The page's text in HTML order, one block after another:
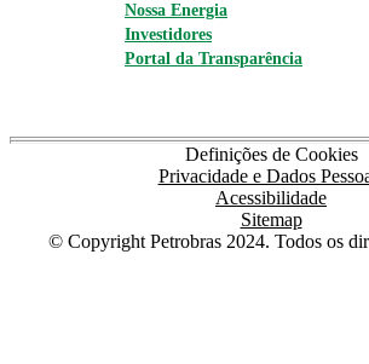
Nossa Energia
Investidores
Portal da Transparência
Definições de Cookies
Privacidade e Dados
Acessibilidade
Sitemap
© Copyright Petrobras 2024. Todos os